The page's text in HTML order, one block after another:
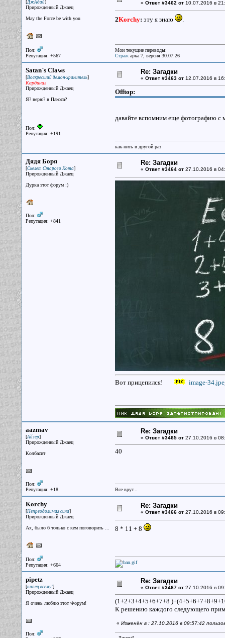
[ДжАдай]
Прирожденный Джаец
May the Force be with you
Пол:
Репутация: +567
« Ответ #3462 от10.07.2016 в
2Korchy: эту я знаю .
Мои текущие переводы:
Стражарка 7, версия 30.07.26
Satan`s Claws
[Воскресший демон-хранитель]
Кардинал
Прирожденный Джаец
Я? верю? в Пакоса?
Пол:
Репутация: +191
Re: Загадки
« Ответ #3463 от12.07.2016 в
Offtop:
давайте вспомним еще фотографию с
как-нить в другой раз
Дядя Боря
[Скелет Старого Кота]
Прирожденный Джаец
Дурка этот форум :)
Пол:
Репутация: +841
Re: Загадки
« Ответ #3464 от27.10.2016 в
Вот прицепился! image-
aazmav
[Айзер]
Прирожденный Джаец
Колбасит
Пол:
Репутация: +18
Re: Загадки
« Ответ #3465 от27.10.2016 в
40
Все врут...
Korchy
[Непреодолимая сила]
Прирожденный Джаец
Ах, было б только с кем поговорить ...
Пол:
Репутация: +664
Re: Загадки
« Ответ #3466 от27.10.2016 в
8 * 11 + 8
pipetz
[пипец всему!]
Прирожденный Джаец
Я очень люблю этот Форум!
Пол:
Re: Загадки
« Ответ #3467 от27.10.2016 в
(1+2+3+4+5+6+7+8
К решению каждого следующего
« Изменён в : 27.10.2016 в 09:57:42